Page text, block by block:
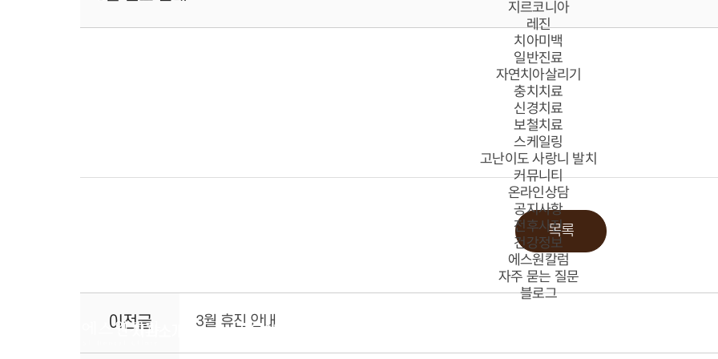
지르코니아
레진
치아미백
일반진료
자연치아살리기
충치치료
신경치료
보철치료
스케일링
고난이도 사랑니 발치
커뮤니티
온라인상담
공지사항
전후사진
건강정보
에스원칼럼
자주 묻는 질문
블로그
치과소개 서울에스원 특별함
목록
이전글 3월 휴진 안내